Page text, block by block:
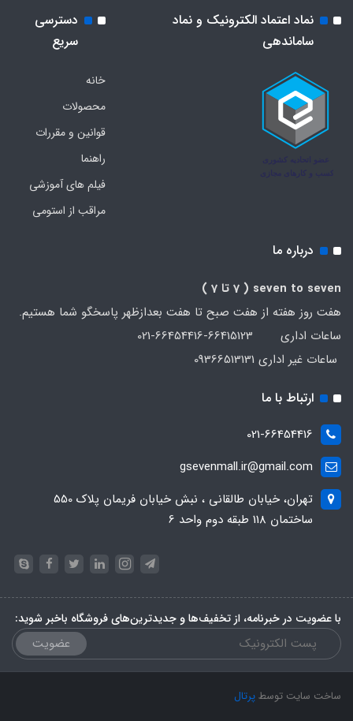
نماد اعتماد الکترونیک و نماد
ساماندهی
دسترسی
سریع
خانه
محصولات
قوانین و مقررات
راهنما
فیلم های آموزشی
مراقب از استومی
درباره ما
seven to seven ( 7 تا 7 )
هفت روز هفته از هفت صبح تا هفت بعدازظهر پاسخگو شما هستیم.
ساعات اداری 66415123-66454416-021
ساعات غیر اداری 09366513131
ارتباط با ما
021-66454416
gsevenmall.ir@gmail.com
تهران، خیابان طالقانی ، نبش خیابان فریمان پلاک 550
ساختمان 118 طبقه دوم واحد 6
با عضویت در خبرنامه، از تخفیف‌ها و جدیدترین‌های فروشگاه باخبر شوید:
عضویت
ساخت سایت توسطپرتال